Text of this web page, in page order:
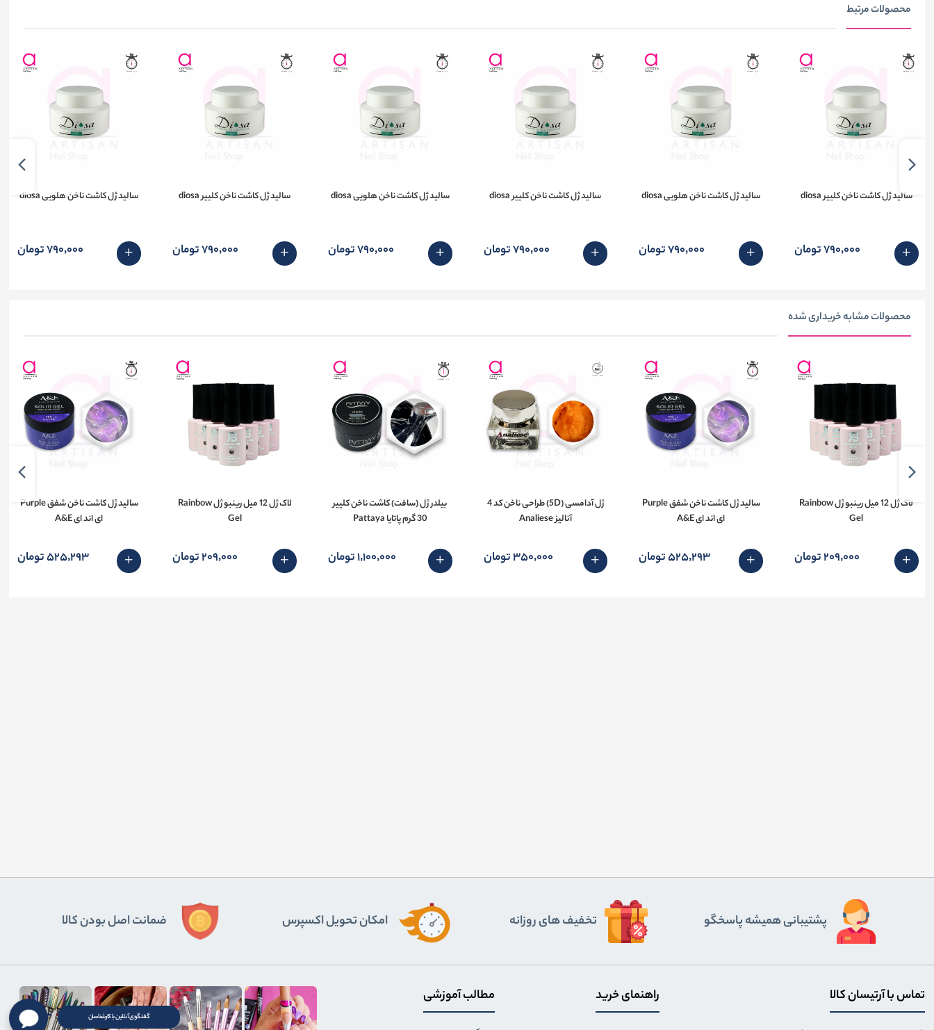
گفتگوی آنلاین با کارشناسان
محصولات مرتبط
سالید ژل کاشت ناخن کلییر diosa
790٬000 تومان
سالید ژل کاشت ناخن هلویی diosa
790٬000 تومان
سالید ژل کاشت ناخن کلییر diosa
790٬000 تومان
سالید ژل کاشت ناخن هلویی diosa
790٬000 تومان
سالید ژل کاشت ناخن کلییر diosa
790٬000 تومان
سالید ژل کاشت ناخن هلویی diosa
790٬000 تومان
محصولات مشابه خریداری شده
لاک ژل 12 میل رینبو ژل Rainbow
Gel
209٬000 تومان
سالید ژل کاشت ناخن شفق Purple
ای اند ای A&E
525٬293 تومان
ژل آدامسی (5D) طراحی ناخن کد 4
آنالیز Analiese
350٬000 تومان
بیلدر ژل (سافت) کاشت ناخن کلییر
30 گرم پاتایا Pattaya
1٬100٬000 تومان
لاک ژل 12 میل رینبو ژل Rainbow
Gel
209٬000 تومان
سالید ژل کاشت ناخن شفق Purple
ای اند ای A&E
525٬293 تومان
پشتیبانی همیشه پاسخگو تخفیف های روزانه اﻣﮑﺎن ﺗﺤﻮﯾﻞ اﮐﺴﭙﺮس ضمانت اصل بودن کالا
تماس با آرتیسان کالا راهنمای خرید مطالب آموزشی